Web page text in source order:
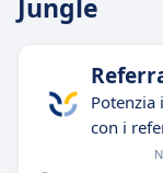
Jungle
con i